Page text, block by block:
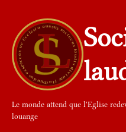
contenu
Le monde attend que l'Eglise
louange